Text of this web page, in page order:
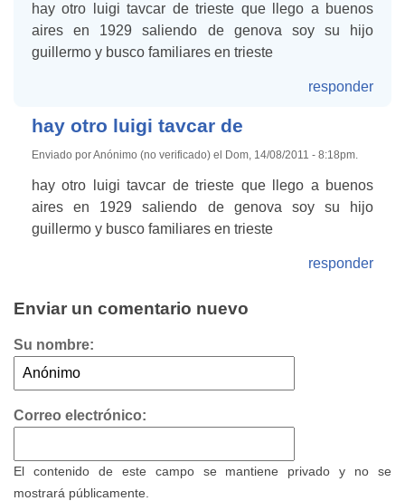
hay otro luigi tavcar de trieste que llego a buenos
aires en 1929 saliendo de genova soy su hijo
guillermo y busco familiares en trieste
responder
hay otro luigi tavcar de
Enviado por Anónimo (no verificado) el Dom, 14/08/2011 - 8:18pm.
hay otro luigi tavcar de trieste que llego a buenos
aires en 1929 saliendo de genova soy su hijo
guillermo y busco familiares en trieste
responder
Enviar un comentario nuevo
Su nombre:
Correo electrónico:
El contenido de este campo se mantiene privado y no se
mostrará públicamente.